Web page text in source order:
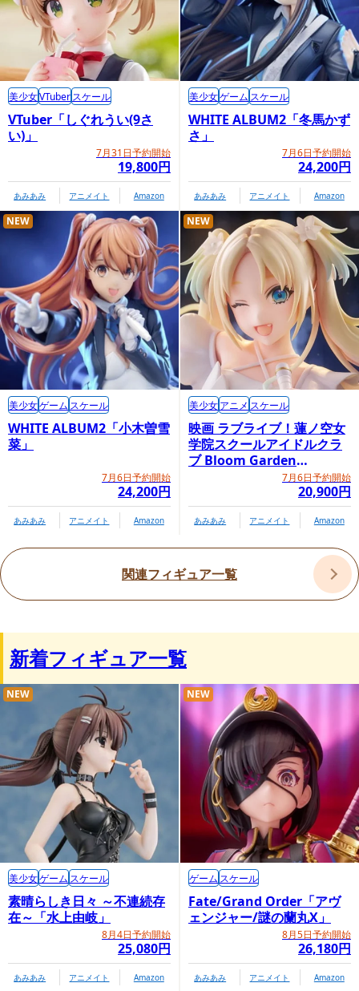
VTuber「しぐれうい(9さ
い)」
7月31日予約開始
19,800円
美少女VTuberスケール
あみあみ アニメイト Amazon
WHITE ALBUM2「冬馬かず
さ」
7月6日予約開始
24,200円
美少女ゲーム スケール
あみあみ アニメイト Amazon
WHITE ALBUM2「小木曽雪
菜」
7月6日予約開始
24,200円
NEW
美少女ゲーム スケール
あみあみ アニメイト Amazon
映画 ラブライブ！蓮ノ空女
学院スクールアイドルクラ
ブ Bloom Garden
Party「大沢瑠璃乃」7月6日予約開始
20,900円
NEW
美少女アニメ スケール
あみあみ アニメイト Amazon
関連フィギュア一覧
新着フィギュア一覧
素晴らしき日々 ～不連続存
在～「水上由岐」
8月4日予約開始
25,080円
NEW
美少女ゲーム スケール
あみあみ アニメイト Amazon
Fate/Grand Order「アヴ
ェンジャー/謎の蘭丸X」
8月5日予約開始
26,180円
NEW
ゲーム スケール
あみあみ アニメイト Amazon